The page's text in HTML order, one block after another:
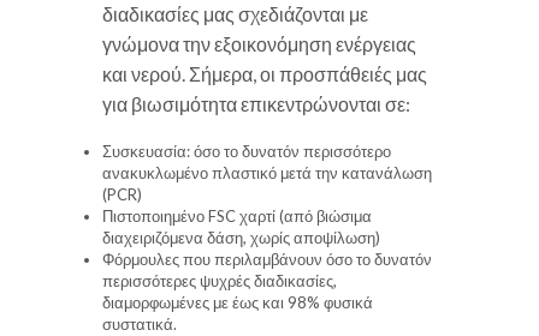
διαδικασίες μας σχεδιάζονται με
γνώμονα την εξοικονόμηση ενέργειας
και νερού. Σήμερα, οι προσπάθειές μας
για βιωσιμότητα επικεντρώνονται σε:
Συσκευασία: όσο το δυνατόν περισσότερο
ανακυκλωμένο πλαστικό μετά την κατανάλωση
(PCR)
Πιστοποιημένο FSC χαρτί (από βιώσιμα
διαχειριζόμενα δάση, χωρίς αποψίλωση)
Φόρμουλες που περιλαμβάνουν όσο το δυνατόν
περισσότερες ψυχρές διαδικασίες,
διαμορφωμένες με έως και 98% φυσικά
συστατικά.